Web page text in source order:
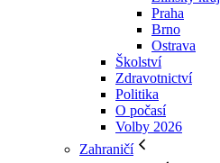
Praha
Brno
Ostrava
Školství
Zdravotnictví
Politika
O počasí
Volby 2026
Zahraničí